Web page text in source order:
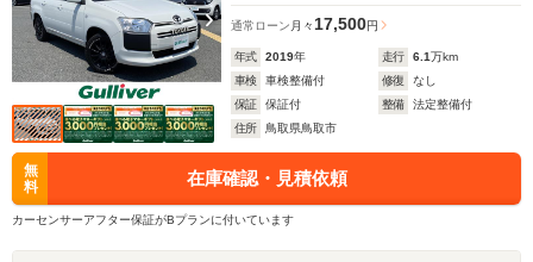
通常ローン 月々 17,500円
年式 2019年 走行 6.1万km
車検
車検整備付 修復
なし
保証
保証付 整備
法定整備付
住所
鳥取県鳥取市
無
料
在庫確認・見積依頼
カーセンサーアフター保証がBプランに付いています